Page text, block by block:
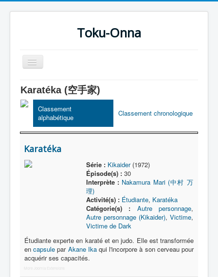
Toku-Onna
Basculer
la
Accueil
Toku-Actrices
Toku-Critiques
Séries
Films
COSAA
Série
Acteur
Karatéka (空手家)
Classement
alphabétique
Classement chronologique
Karatéka
Série : Kikaider(1972)
Épisode(s) :30
Interprète : Nakamura Mari (中村 万
理)
Activité(s) : Étudiante, Karatéka
Catégorie(s) :
Autre personnage,
Autre personnage (Kikaider), Victime,
Victime de Dark
Étudiante experte en karaté et en judo. Elle est transformée
encapsule par Akane Ikaqui l'incorpore à son cerveau pour
acquérir ses capacités.
More Joomla Extensions